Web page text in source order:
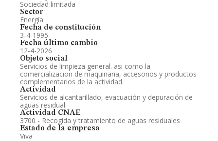
Sociedad limitada
Sector
Energía
Fecha de constitución
3-4-1995
Fecha último cambio
12-4-2026
Objeto social
Servicios de limpieza general. asi como la
comercializacion de maquinaria, accesorios y productos
complementarios de la actividad.
Actividad
Servicios de alcantarillado, evacuación y depuración de
aguas residual.
Actividad CNAE
3700 - Recogida y tratamiento de aguas residuales
Estado de la empresa
Viva